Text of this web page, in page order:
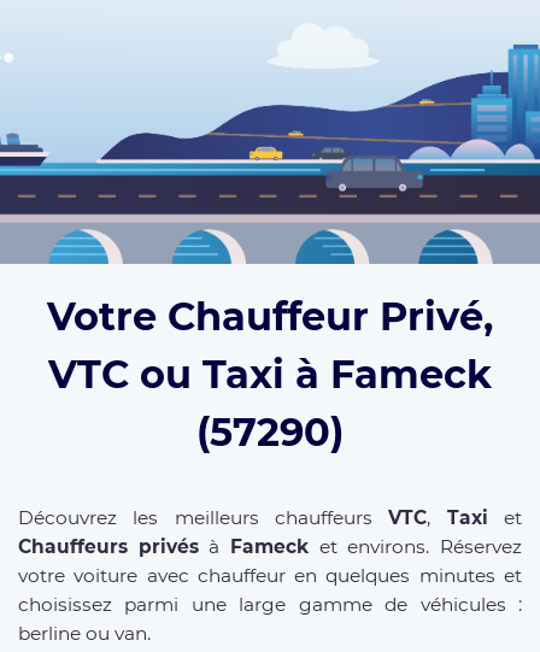
Votre Chauffeur Privé,
VTC ou Taxi à Fameck
(57290)
Découvrez les meilleurs chauffeursVTC, Taxi et
Chauffeurs privésà Fameck et environs. Réservez
votre voiture avec chauffeur en quelques minutes et
choisissez parmi une large gamme de véhicules :
berline ou van.